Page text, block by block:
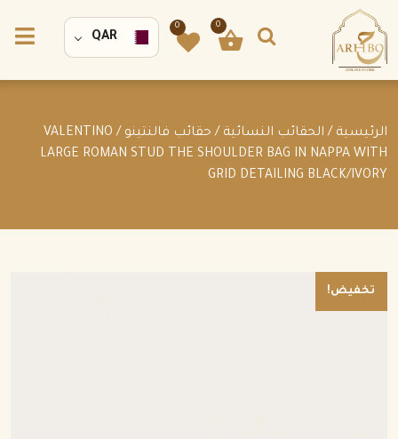
0
0
QAR
الرئيسية / الحقائب النسائية / حقائب فالنتينو
/ VALENTINO
LARGE ROMAN STUD THE SHOULDER BAG IN NAPPA WITH
GRID DETAILING BLACK/IVORY
تخفيض!